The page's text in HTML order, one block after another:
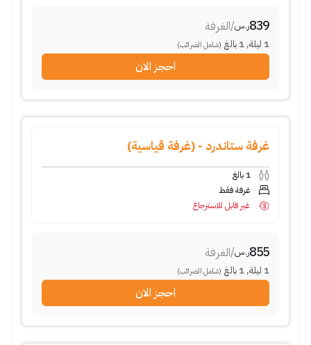
839ر.س/الغرفة
1 ليلة,
1 بالغ (شامل الضرائب)
احجز الان
غرفة ستاندرد - (غرفة قياسية)
1 بالغ
غرفة فقط
غير قابل للاسترجاع
855ر.س/الغرفة
1 ليلة,
1 بالغ (شامل الضرائب)
احجز الان